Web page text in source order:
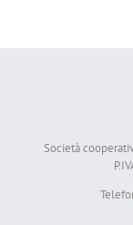
Società